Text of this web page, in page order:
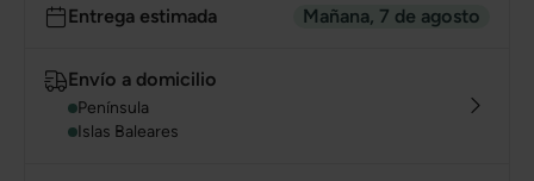
Entrega estimada Mañana, 7 de agosto
Envío a domicilio
Península
Islas Baleares